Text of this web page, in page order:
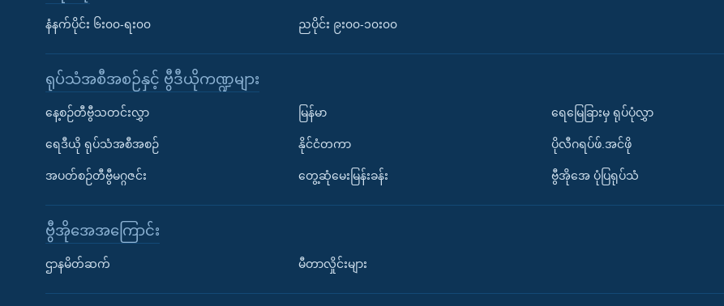
နံနက်ပိုင်း ၆း၀၀-ရး၀၀ ညပိုင်း ၉း၀၀-၁၀း၀၀
ရုပ်သံအစီအစဉ်နှင့် ဗွီဒီယိုကဏ္ဍများ
နေ့စဉ်တီဗွီသတင်းလွှာ
ရေဒီယို ရုပ်သံအစီအစဉ်
အပတ်စဉ်တီဗွီမဂ္ဂဇင်း
မြန်မာ
နိုင်ငံတကာ
တွေ့ဆုံမေးမြန်းခန်း
ရေမြေခြားမှ ရုပ်ပုံလွှာ
ပိုလီဂရပ်ဖ်.အင်ဖို
ဗွီအိုအေ ပုံပြရုပ်သံ
ဗွီအိုအေအကြောင်း
ဌာနမိတ်ဆက် မီတာလှိုင်းများ